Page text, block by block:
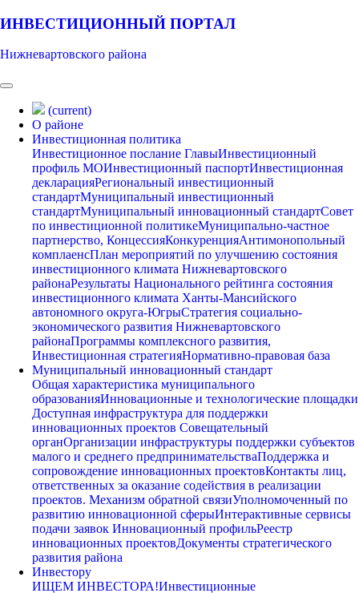
ИНВЕСТИЦИОННЫЙ ПОРТАЛ
Нижневартовского района
(current)
О районе
Инвестиционная политика
Инвестиционное послание ГлавыИнвестиционный
профиль МОИнвестиционный паспортИнвестиционная
декларацияРегиональный инвестиционный
стандартМуниципальный инвестиционный
стандартМуниципальный инновационный стандартСовет
по инвестиционной политикеМуниципально-частное
партнерство, КонцессияКонкуренцияАнтимонопольный
комплаенсПлан мероприятий по улучшению состояния
инвестиционного климата Нижневартовского
районаРезультаты Национального рейтинга состояния
инвестиционного климата Ханты-Мансийского
автономного округа-ЮгрыСтратегия социально-
экономического развития Нижневартовского
районаПрограммы комплексного развития,
Инвестиционная стратегияНормативно-правовая база
Муниципальный инновационный стандарт
Общая характеристика муниципального
образованияИнновационные и технологические площадки
Доступная инфраструктура для поддержки
инновационных проектов Совещательный
органОрганизации инфраструктуры поддержки субъектов
малого и среднего предпринимательстваПоддержка и
сопровождение инновационных проектовКонтакты лиц,
ответственных за оказание содействия в реализации
проектов. Механизм обратной связиУполномоченный по
развитию инновационной сферыИнтерактивные сервисы
подачи заявок Инновационный профильРеестр
инновационных проектовДокументы стратегического
развития района
Инвестору
ИЩЕМ ИНВЕСТОРА!Инвестиционные